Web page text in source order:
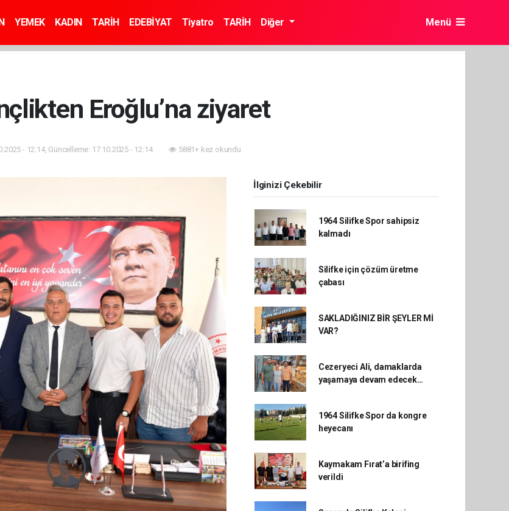
YEMEK KADIN TARİH EDEBİYAT Tiyatro TARİH Diğer Menü
Eroğlu’na ziyaret
- 12:14, Güncelleme: 17.10.2025 - 12:14 5881+ kez okundu.
İlginizi Çekebilir
1964 Silifke Spor sahipsiz
kalmadı
Silifke için çözüm üretme
çabası
SAKLADIĞINIZ BİR ŞEYLER Mİ
VAR?
Cezeryeci Ali, damaklarda
yaşamaya devam edecek…
1964 Silifke Spor da kongre
heyecanı
Kaymakam Fırat’a birifing
verildi